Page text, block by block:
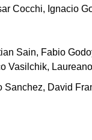
Cocchi, Ignacio
Sain, Fabio
Vasilchik,
Sanchez, David